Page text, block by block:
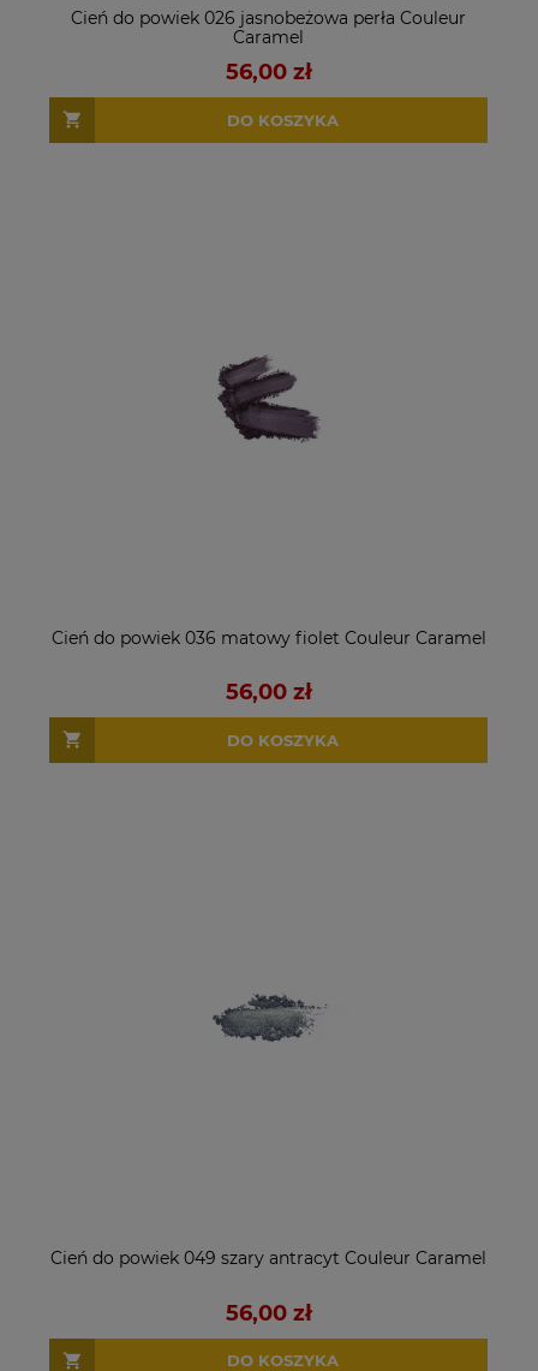
Cień do powiek 026 jasnobeżowa perła Couleur
Caramel
56,00 zł
DO KOSZYKA
Cień do powiek 036 matowy fiolet Couleur Caramel
56,00 zł
DO KOSZYKA
Cień do powiek 049 szary antracyt Couleur Caramel
56,00 zł
DO KOSZYKA